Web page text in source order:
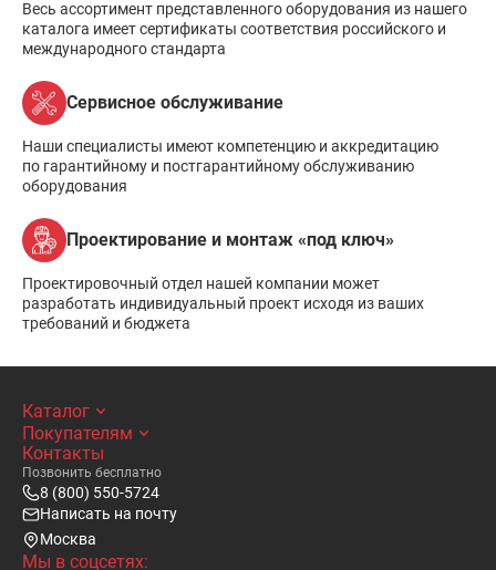
Весь ассортимент представленного оборудования из нашего
каталога имеет сертификаты соответствия российского и
международного стандарта
Сервисное обслуживание
Наши специалисты имеют компетенцию и аккредитацию
по гарантийному и постгарантийному обслуживанию
оборудования
Проектирование и монтаж «под ключ»
Проектировочный отдел нашей компании может
разработать индивидуальный проект исходя из ваших
требований и бюджета
Каталог
Покупателям
Контакты
Позвонить бесплатно
8 (800) 550-5724
Написать на почту
Москва
Мы в соцсетях: